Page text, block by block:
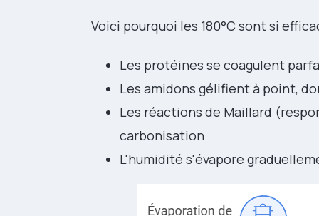
Voici pourquoi les 180°C sont si
Les protéines se coagulent
Les amidons gélifient à point,
Les réactions de Maillard
carbonisation
L'humidité s'évapore